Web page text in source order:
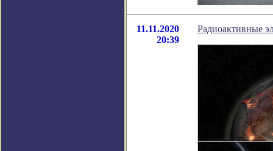
11.11.2020
20:39
Радиоактивные